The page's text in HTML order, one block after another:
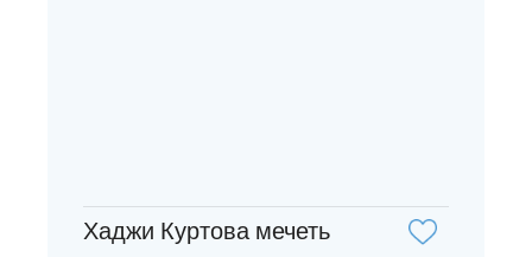
Хаджи Куртова мечеть